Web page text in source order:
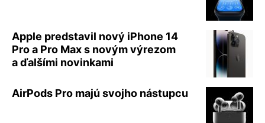
Apple predstavil nový iPhone 14
Pro a Pro Max s novým výrezom
a ďalšími novinkami
AirPods Pro majú svojho nástupcu